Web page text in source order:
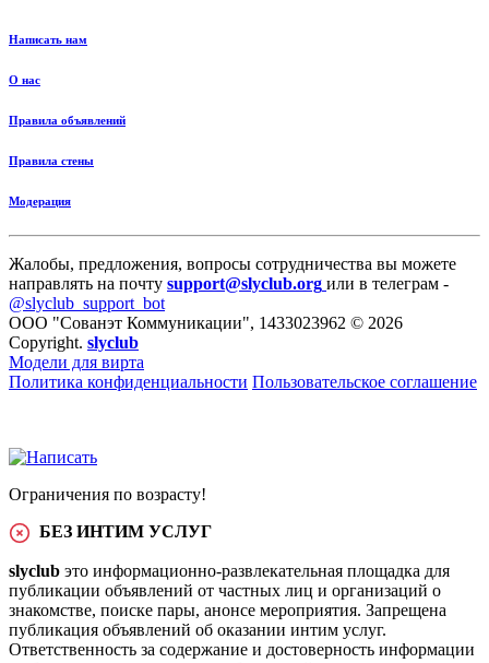
Написать нам
О нас
Правила объявлений
Правила стены
Модерация
Жалобы, предложения, вопросы сотрудничества вы можете
направлять на почту support@slyclub.org или в телеграм -
@slyclub_support_bot
ООО "Сованэт Коммуникации", 1433023962 © 2026
Copyright. slyclub
Модели для вирта
Политика конфиденциальности Пользовательское соглашение
Ограничения по возрасту!
БЕЗ ИНТИМ УСЛУГ
slyclub это информационно-развлекательная площадка для
публикации объявлений от частных лиц и организаций о
знакомстве, поиске пары, анонсе мероприятия. Запрещена
публикация объявлений об оказании интим услуг.
Ответственность за содержание и достоверность информации